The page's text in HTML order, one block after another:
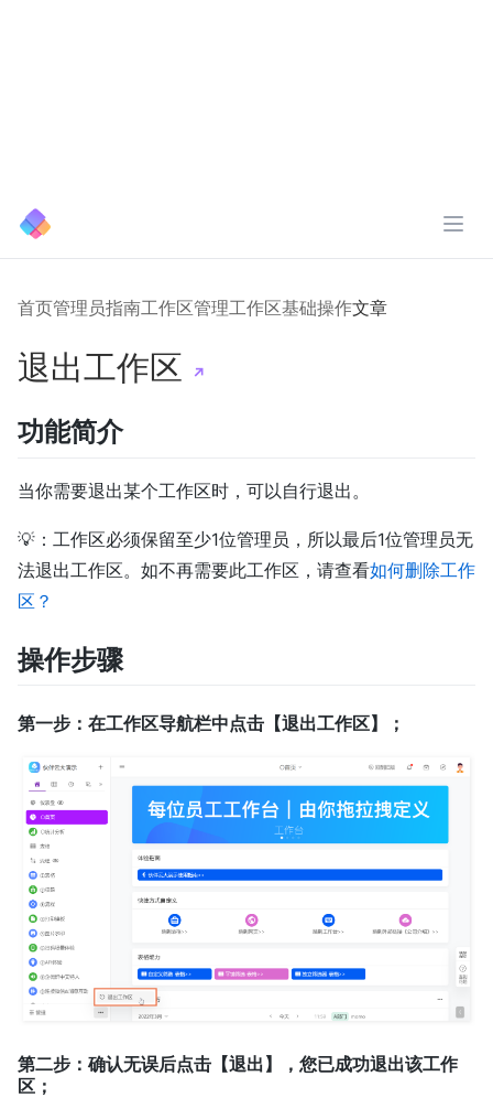
展开
首页管理员指南工作区管理工作区基础操作文章
退出工作区 ↗️
功能简介
当你需要退出某个工作区时，可以自行退出。
💡：工作区必须保留至少1位管理员，所以最后1位管理员无
法退出工作区。如不再需要此工作区，请查看如何删除工作
区？
操作步骤
第一步：在工作区导航栏中点击【退出工作区】；
第二步：确认无误后点击【退出】，您已成功退出该工作
区；